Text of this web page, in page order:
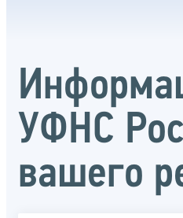
УФНС
вашего